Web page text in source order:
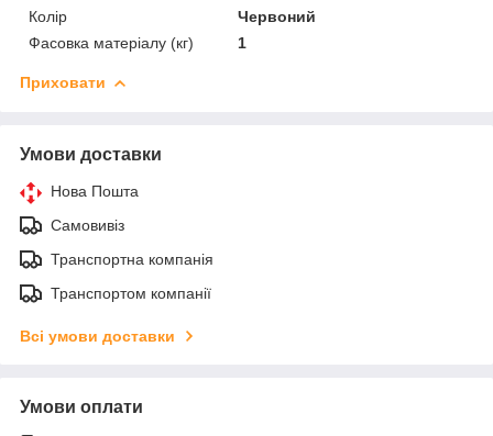
Колір
Червоний
Фасовка матеріалу (кг)
1
Приховати
Умови доставки
Нова Пошта
Самовивіз
Транспортна компанія
Транспортом компанії
Всі умови доставки
Умови оплати